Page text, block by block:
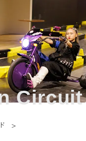
Circuit